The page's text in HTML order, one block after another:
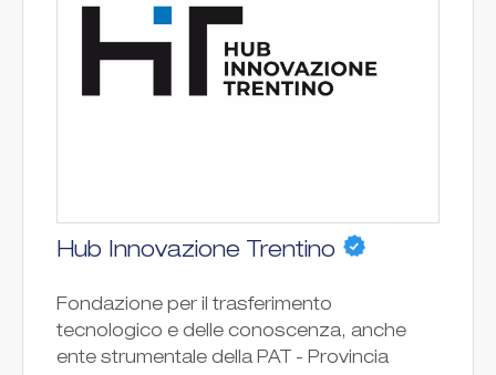
Hub Innovazione Trentino
Fondazione per il trasferimento
tecnologico e delle conoscenza, anche
ente strumentale della PAT - Provincia